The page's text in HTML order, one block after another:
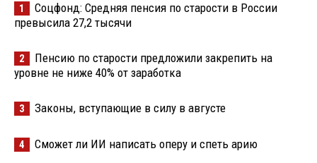
1
Соцфонд: Средняя пенсия по старости в России
превысила 27,2 тысячи
2
Пенсию по старости предложили закрепить на
уровне не ниже 40% от заработка
3 Законы, вступающие в силу в августе
4 Сможет ли ИИ написать оперу и спеть арию